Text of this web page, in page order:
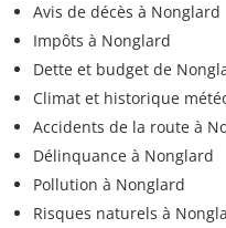
Avis de décès à Nonglard
Impôts à Nonglard
Dette et budget de
Climat et historique
Accidents de la route à
Délinquance à Nonglard
Pollution à Nonglard
Risques naturels à